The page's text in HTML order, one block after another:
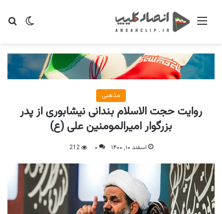
تغییر منو
مذهبی
روایت حجت الاسلام بندانی نیشابوری از پدر
بزرگوار امیرالمومنین علی (ع)
اسفند ۱۰, ۱۴۰۰ ۰ 212